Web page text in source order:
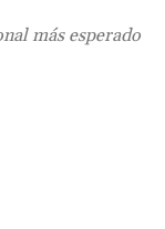
más esperado